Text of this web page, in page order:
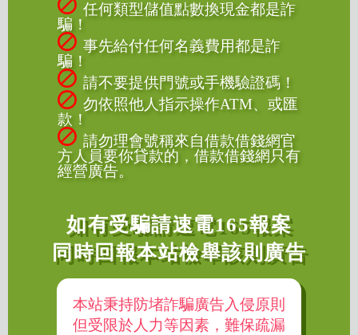
任何類型儲值點數換現金都是詐
騙！
事先給付任何名義費用都是詐
騙！
請不要提供門號或手機驗證碼！
勿依照他人指示操作ATM、或匯
款！
請勿理會號稱來自借款借錢網官
方人員要你貸款的，借款借錢網只有
經營廣告。
如有受騙請速電165報案
同時回報本站檢舉該則廣告
本站秉持防堵詐騙廣告入侵原則
但受限於人力等因素，難保疏漏